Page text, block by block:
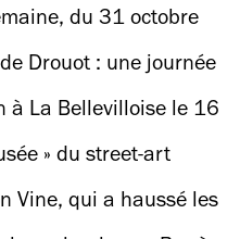
du 31 octobre
Drouot : une journée
à La Bellevilloise le 16
» du street-art
Vine, qui a haussé les